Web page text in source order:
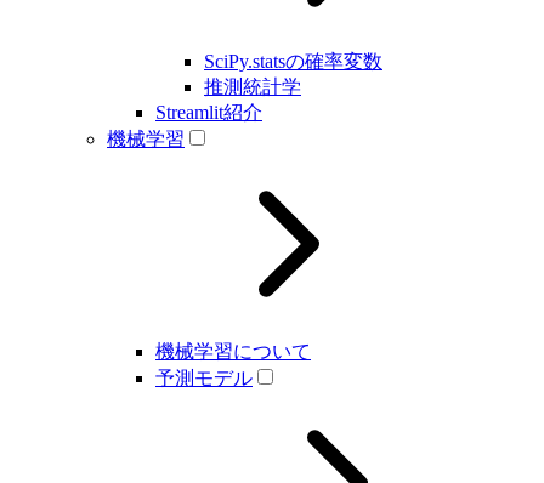
SciPy.statsの確率変数
推測統計学
Streamlit紹介
機械学習
機械学習について
予測モデル